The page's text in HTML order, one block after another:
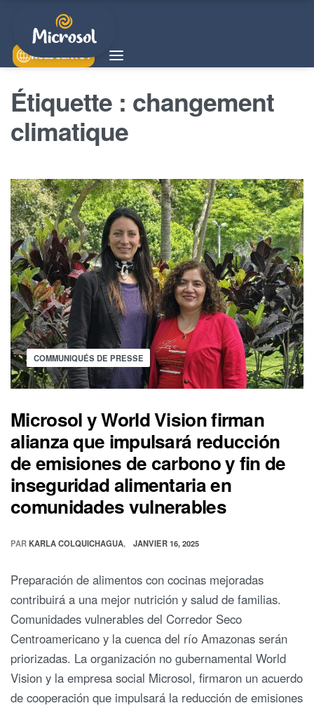
Nous suivre !
Étiquette : changement
climatique
COMMUNIQUÉS DE PRESSE
Microsol y World Vision firman
alianza que impulsará reducción
de emisiones de carbono y fin de
inseguridad alimentaria en
comunidades vulnerables
PARKARLA COLQUICHAGUA JANVIER 16, 2025
Preparación de alimentos con cocinas mejoradas
contribuirá a una mejor nutrición y salud de familias.
Comunidades vulnerables del Corredor Seco
Centroamericano y la cuenca del río Amazonas serán
priorizadas. La organización no gubernamental World
Vision y la empresa social Microsol, firmaron un acuerdo
de cooperación que impulsará la reducción de emisiones